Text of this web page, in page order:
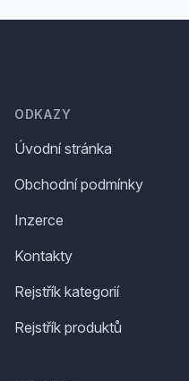
ODKAZY
Úvodní stránka
Obchodní podmínky
Inzerce
Kontakty
Rejstřík kategorií
Rejstřík produktů